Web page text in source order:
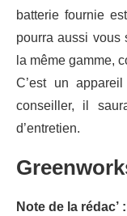
batterie fournie
pourra aussi vous
la même gamme,
C’est un
conseiller, il
d’entretien.
Note de la rédac’ :